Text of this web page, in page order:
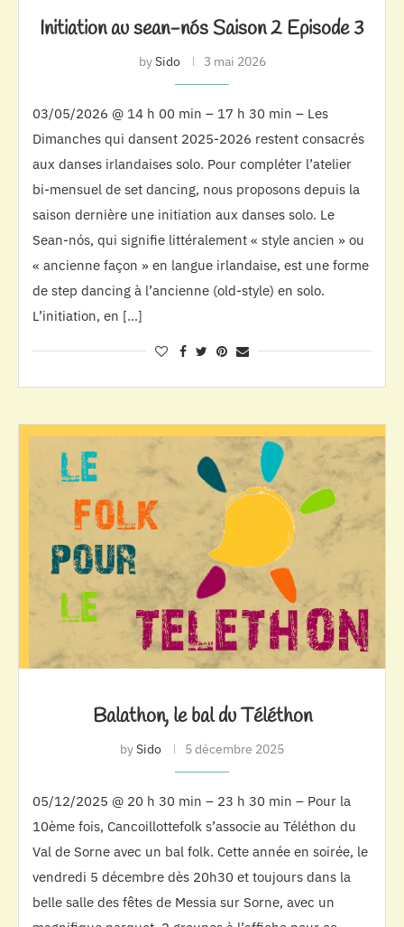
Initiation au sean-nós Saison 2 Episode 3
bySido 3 mai 2026
03/05/2026 @ 14 h 00 min – 17 h 30 min – Les
Dimanches qui dansent 2025-2026 restent consacrés
aux danses irlandaises solo. Pour compléter l’atelier
bi-mensuel de set dancing, nous proposons depuis la
saison dernière une initiation aux danses solo. Le
Sean-nós, qui signifie littéralement « style ancien » ou
« ancienne façon » en langue irlandaise, est une forme
de step dancing à l’ancienne (old-style) en solo.
L’initiation, en […]
Balathon, le bal du Téléthon
bySido 5 décembre 2025
05/12/2025 @ 20 h 30 min – 23 h 30 min – Pour la
10ème fois, Cancoillottefolk s’associe au Téléthon du
Val de Sorne avec un bal folk. Cette année en soirée, le
vendredi 5 décembre dès 20h30 et toujours dans la
belle salle des fêtes de Messia sur Sorne, avec un